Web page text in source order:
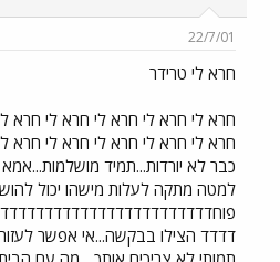
22/7/01
חרא לי טרידר
חרא לי חרא לי חרא לי חרא לי חרא
חרא לי חרא לי חרא לי חרא לי חרא
כבר לא יורדות...תמיד מושלמות...אמא
למטה מתקה לעלות מישהו יכול
דדדד הצילו בבקשה...אי אפשר